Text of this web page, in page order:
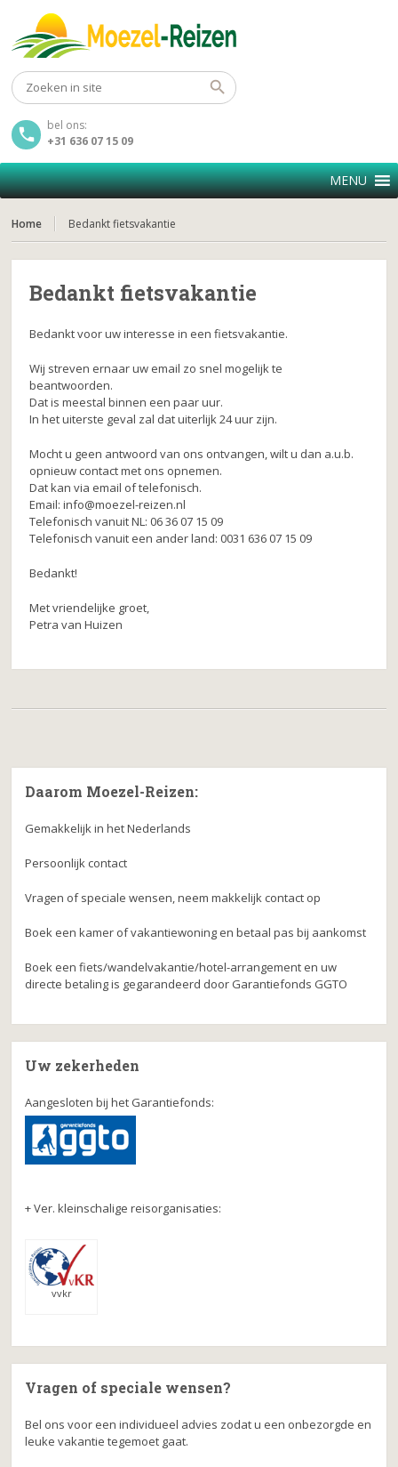
bel ons:
+31 636 07 15 09
MENU
Home Bedankt fietsvakantie
Bedankt fietsvakantie
Bedankt voor uw interesse in een fietsvakantie.
Wij streven ernaar uw email zo snel mogelijk te
beantwoorden.
Dat is meestal binnen een paar uur.
In het uiterste geval zal dat uiterlijk 24 uur zijn.
Mocht u geen antwoord van ons ontvangen, wilt u dan a.u.b.
opnieuw contact met ons opnemen.
Dat kan via email of telefonisch.
Email: info@moezel-reizen.nl
Telefonisch vanuit NL: 06 36 07 15 09
Telefonisch vanuit een ander land: 0031 636 07 15 09
Bedankt!
Met vriendelijke groet,
Petra van Huizen
Daarom Moezel-Reizen:
Gemakkelijk in het Nederlands
Persoonlijk contact
Vragen of speciale wensen, neem makkelijk contact op
Boek een kamer of vakantiewoning en betaal pas bij aankomst
Boek een fiets/wandelvakantie/hotel-arrangement en uw
directe betaling is gegarandeerd door Garantiefonds GGTO
Uw zekerheden
Aangesloten bij het Garantiefonds:
+ Ver. kleinschalige reisorganisaties:
vvkr
Vragen of speciale wensen?
Bel ons voor een individueel advies zodat u een onbezorgde en
leuke vakantie tegemoet gaat.